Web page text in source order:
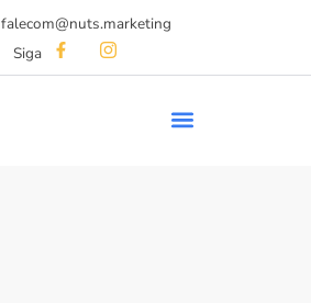
falecom@nuts.marketing
Siga